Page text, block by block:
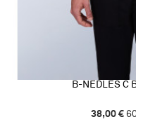
B-NEDLES C
38,00 € 60